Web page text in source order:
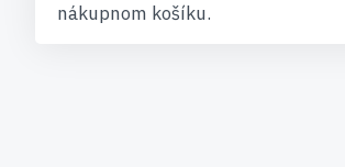
nákupnom košíku.